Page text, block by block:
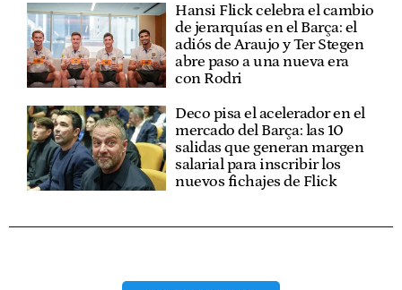
Hansi Flick celebra el cambio
de jerarquías en el Barça: el
adiós de Araujo y Ter Stegen
abre paso a una nueva era
con Rodri
Deco pisa el acelerador en el
mercado del Barça: las 10
salidas que generan margen
salarial para inscribir los
nuevos fichajes de Flick